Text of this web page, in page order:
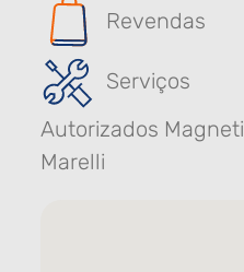
Revendas
Serviços
Autorizados Magneti
Marelli